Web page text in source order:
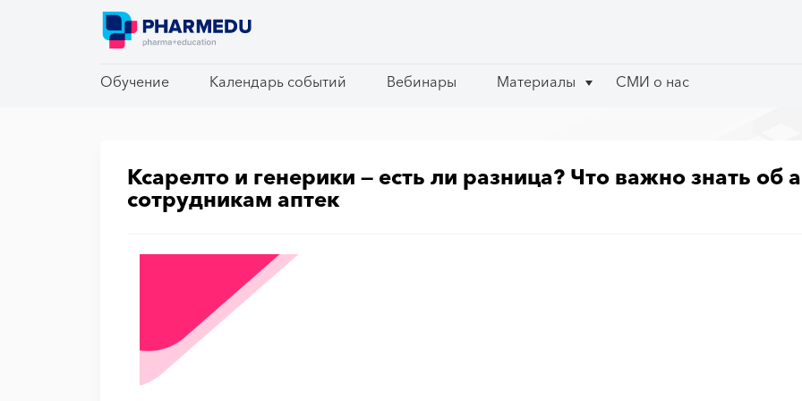
Обучение Календарь событий Вебинары Материалы СМИ о нас
Обучение Календарь событий Вебинары Материалы СМИ о нас
Ксарелто и генерики — есть ли разница? Что важно знать об
сотрудникам аптек